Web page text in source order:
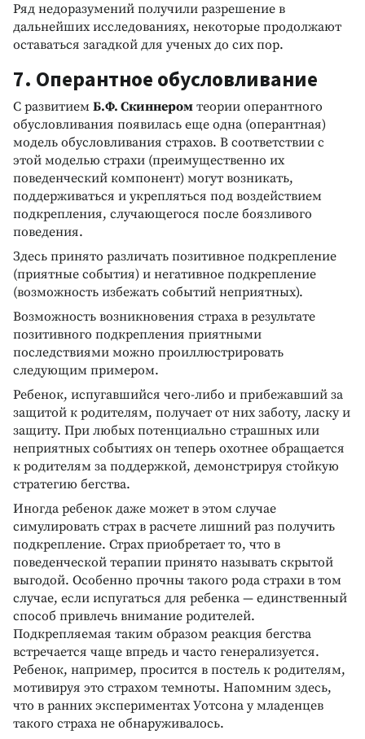
Ряд недоразумений получили разрешение в
дальнейших исследованиях, некоторые продолжают
оставаться загадкой для ученых до сих пор.
7. Оперантное обусловливание
С развитием Б.Ф. Скиннером теории оперантного
обусловливания появилась еще одна (оперантная)
модель обусловливания страхов. В соответствии с
этой моделью страхи (преимущественно их
поведенческий компонент) могут возникать,
поддерживаться и укрепляться под воздействием
подкрепления, случающегося после боязливого
поведения.
Здесь принято различать позитивное подкрепление
(приятные события) и негативное подкрепление
(возможность избежать событий неприятных).
Возможность возникновения страха в результате
позитивного подкрепления приятными
последствиями можно проиллюстрировать
следующим примером.
Ребенок, испугавшийся чего-либо и прибежавший за
защитой к родителям, получает от них заботу, ласку и
защиту. При любых потенциально страшных или
неприятных событиях он теперь охотнее обращается
к родителям за поддержкой, демонстрируя стойкую
стратегию бегства.
Иногда ребенок даже может в этом случае
симулировать страх в расчете лишний раз получить
подкрепление. Страх приобретает то, что в
поведенческой терапии принято называть скрытой
выгодой. Особенно прочны такого рода страхи в том
случае, если испугаться для ребенка — единственный
способ привлечь внимание родителей.
Подкрепляемая таким образом реакция бегства
встречается чаще впредь и часто генерализуется.
Ребенок, например, просится в постель к родителям,
мотивируя это страхом темноты. Напомним здесь,
что в ранних экспериментах Уотсона у младенцев
такого страха не обнаруживалось.